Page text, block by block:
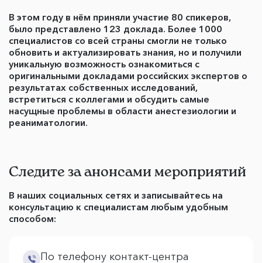
В этом году в нём приняли участие 80 спикеров,
было представлено 123 доклада. Более 1000
специалистов со всей страны смогли не только
обновить и актуализировать знания, но и получили
уникальную возможность ознакомиться с
оригинальными докладами российских экспертов о
результатах собственных исследований,
встретиться с коллегами и обсудить самые
насущные проблемы в области анестезиологии и
реаниматологии.
Следите за анонсами мероприятий
В наших социальных сетях и записывайтесь на
консультацию к специалистам любым удобным
способом:
По телефону контакт-центра